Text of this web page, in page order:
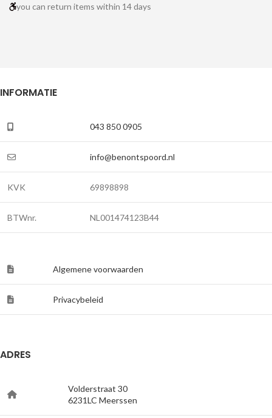
you can return items within 14 days
INFORMATIE
043 850 0905
info@benontspoord.nl
KVK 69898898
BTWnr. NL001474123B44
Algemene voorwaarden
Privacybeleid
ADRES
Volderstraat 30
6231LC Meerssen